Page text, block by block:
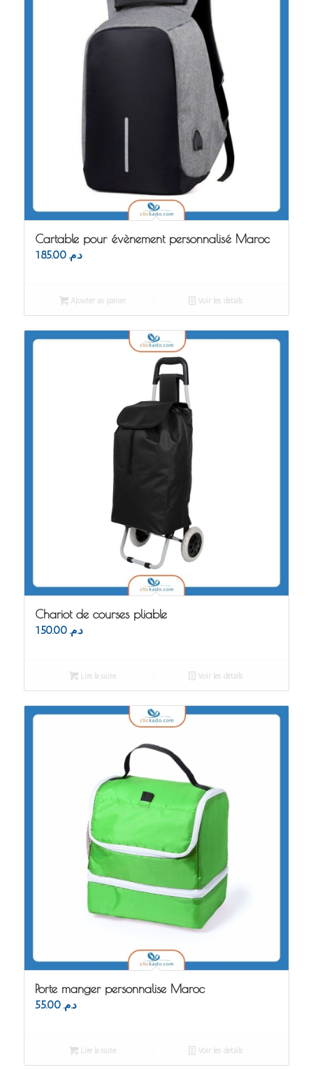
Cartable pour évènement personnalisé Maroc
د.م. 185.00
Ajouter au panier Voir les détails
Chariot de courses pliable
د.م. 150.00
Lire la suite Voir les détails
Porte manger personnalise Maroc
د.م. 55.00
Lire la suite Voir les détails